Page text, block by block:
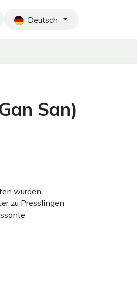
Home Shop
Deutsch
San)
wurden
zu Presslingen